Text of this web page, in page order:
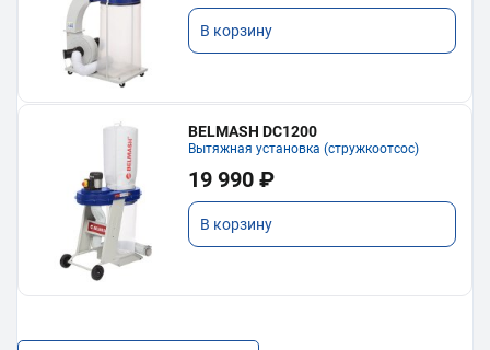
В корзину
BELMASH DC1200
Вытяжная установка (стружкоотсос)
19 990 ₽
В корзину